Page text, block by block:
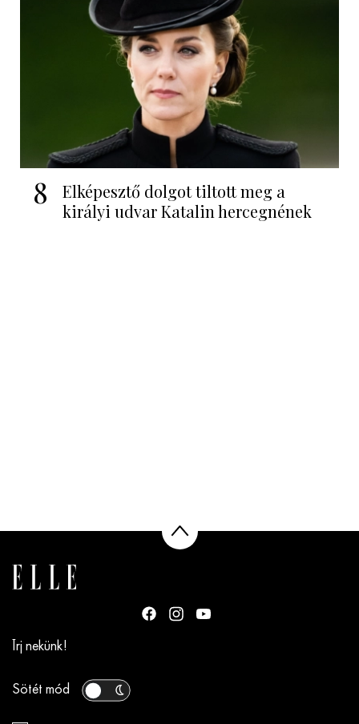
8
Elképesztő dolgot tiltott meg a
királyi udvar Katalin hercegnének
Írj nekünk!
Sötét mód